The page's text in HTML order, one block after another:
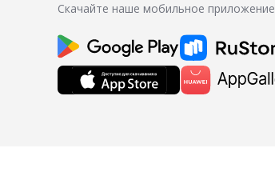
Скачайте наше мобильное приложение